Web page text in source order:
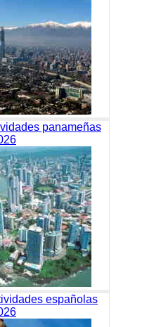
panameñas
españolas